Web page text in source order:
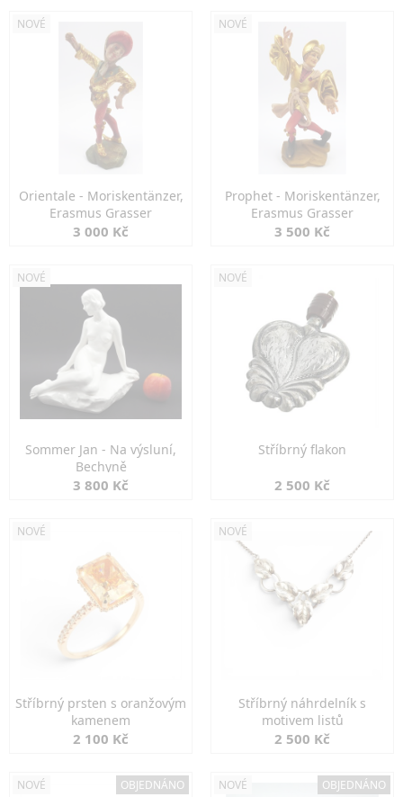
NOVÉ
Orientale - Moriskentänzer,
Erasmus Grasser
3 000 Kč
NOVÉ
Prophet - Moriskentänzer,
Erasmus Grasser
3 500 Kč
NOVÉ
Sommer Jan - Na výsluní,
Bechyně
3 800 Kč
NOVÉ
Stříbrný flakon
2 500 Kč
NOVÉ
Stříbrný prsten s oranžovým
kamenem
2 100 Kč
NOVÉ
Stříbrný náhrdelník s
motivem listů
2 500 Kč
NOVÉ OBJEDNÁNO NOVÉ OBJEDNÁNO